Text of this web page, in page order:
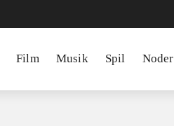
Film Musik Spil Noder